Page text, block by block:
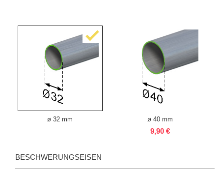
ø 32 mm ø 40 mm
9,90 €
BESCHWERUNGSEISEN